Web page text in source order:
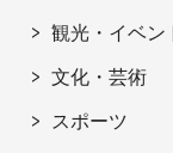
観光・イベン
文化・芸術
スポーツ